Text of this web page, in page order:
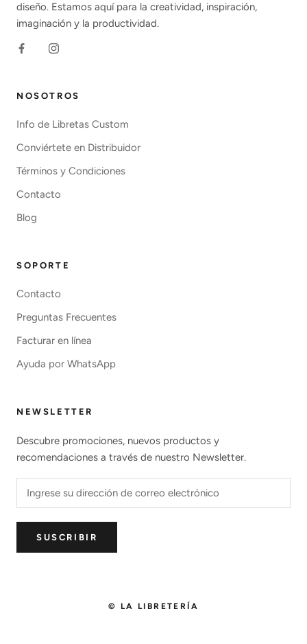
diseño. Estamos aquí para la creatividad, inspiración,
imaginación y la productividad.
NOSOTROS
Info de Libretas Custom
Conviértete en Distribuidor
Términos y Condiciones
Contacto
Blog
SOPORTE
Contacto
Preguntas Frecuentes
Facturar en línea
Ayuda por WhatsApp
NEWSLETTER
Descubre promociones, nuevos productos y
recomendaciones a través de nuestro Newsletter.
SUSCRIBIR
© LA LIBRETERÍA